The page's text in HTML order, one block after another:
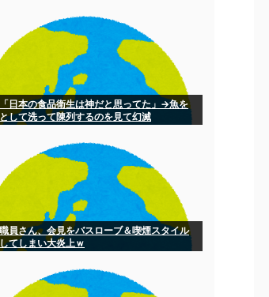
日本の食品衛生は神だと思ってた」→魚を
して洗って陳列するのを見て幻滅
員さん、会見をバスローブ＆喫煙スタイル
てしまい大炎上ｗ